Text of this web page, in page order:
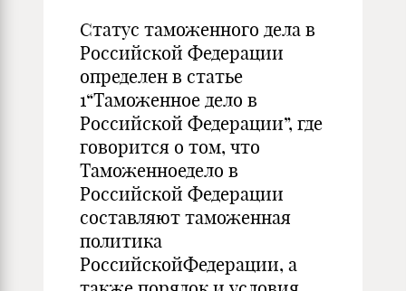
Статус таможенного дела в
Российской Федерации
определен в статье
1“Таможенное дело в
Российской Федерации”, где
говорится о том, что
Таможенноедело в
Российской Федерации
составляют таможенная
политика
РоссийскойФедерации, а